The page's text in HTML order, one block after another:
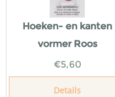
Hoeken- en kanten
vormer Roos
€5,60
Details